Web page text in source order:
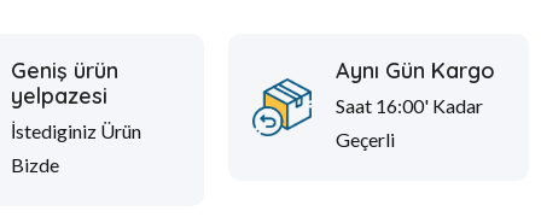
Geniş ürün
yelpazesi
İstediginiz Ürün
Bizde
Aynı Gün Kargo
Saat 16:00' Kadar
Geçerli